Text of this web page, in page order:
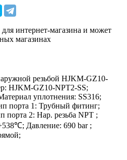
интернет-магазина и может
магазинах
резьбой HJKM-GZ10-
HJKM-GZ10-NPT2-SS;
уплотнения: SS316;
порта 1: Трубный фитинг;
порта 2: Нар. резьба NPT ;
Давление: 690 bar ;